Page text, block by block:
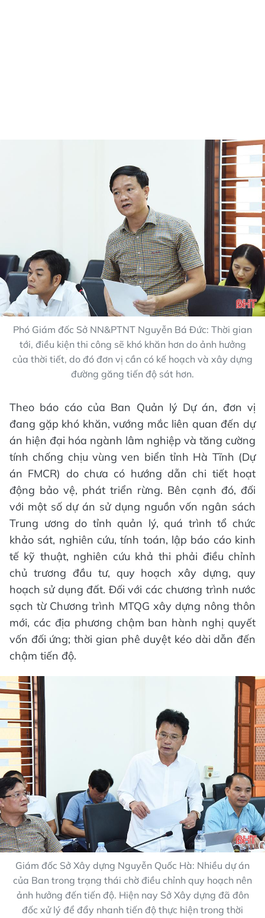
Phó Giám đốc Sở NN&PTNT Nguyễn Bá Đức: Thời gian
tới, điều kiện thi công sẽ khó khăn hơn do ảnh hưởng
của thời tiết, do đó đơn vị cần có kế hoạch và xây dựng
đường găng tiến độ sát hơn.
Theo báo cáo của Ban Quản lý Dự án, đơn vị
đang gặp khó khăn, vướng mắc liên quan đến dự
án hiện đại hóa ngành lâm nghiệp và tăng cường
tính chống chịu vùng ven biển tỉnh Hà Tĩnh (Dự
án FMCR) do chưa có hướng dẫn chi tiết hoạt
động bảo vệ, phát triển rừng. Bên cạnh đó, đối
với một số dự án sử dụng nguồn vốn ngân sách
Trung ương do tỉnh quản lý, quá trình tổ chức
khảo sát, nghiên cứu, tính toán, lập báo cáo kinh
tế kỹ thuật, nghiên cứu khả thi phải điều chỉnh
chủ trương đầu tư, quy hoạch xây dựng, quy
hoạch sử dụng đất. Đối với các chương trình nước
sạch từ Chương trình MTQG xây dựng nông thôn
mới, các địa phương chậm ban hành nghị quyết
vốn đối ứng; thời gian phê duyệt kéo dài dẫn đến
chậm tiến độ.
Giám đốc Sở Xây dựng Nguyễn Quốc Hà: Nhiều dự án
của Ban trong trạng thái chờ điều chỉnh quy hoạch nên
ảnh hưởng đến tiến độ. Hiện nay Sở Xây dựng đã đôn
đốc xử lý để đẩy nhanh tiến độ thực hiện trong thời